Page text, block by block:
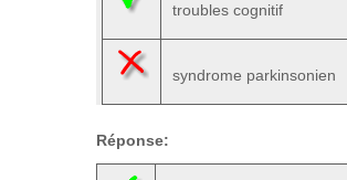
troubles cognitif
syndrome parkinsonien
Réponse: